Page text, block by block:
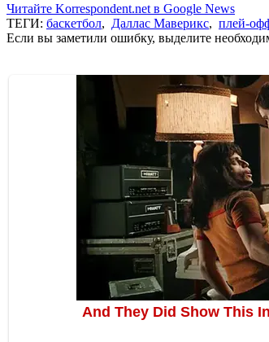
Читайте Korrespondent.net в Google News
ТЕГИ: баскетбол, Даллас Маверикс, плей-
Если вы заметили ошибку, выделите